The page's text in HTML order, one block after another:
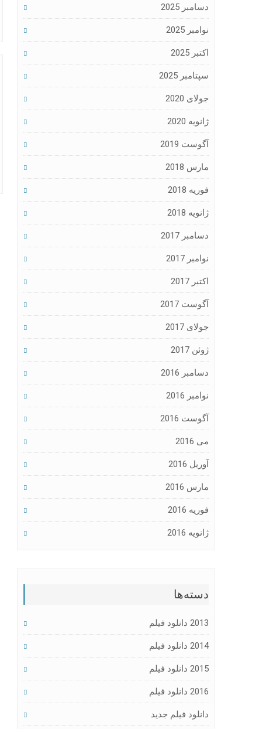
دسامبر 2025
نوامبر 2025
اکتبر 2025
سپتامبر 2025
جولای 2020
ژانویه 2020
آگوست 2019
مارس 2018
فوریه 2018
ژانویه 2018
دسامبر 2017
نوامبر 2017
اکتبر 2017
آگوست 2017
جولای 2017
ژوئن 2017
دسامبر 2016
نوامبر 2016
آگوست 2016
می 2016
آوریل 2016
مارس 2016
فوریه 2016
ژانویه 2016
دسته‌ها
2013 دانلود فیلم
2014 دانلود فیلم
2015 دانلود فیلم
2016 دانلود فیلم
دانلود فیلم جدید